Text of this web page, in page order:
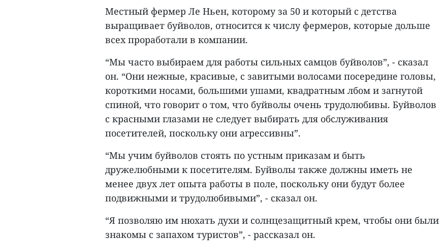
Местный фермер Ле Ньен, которому за 50 и который с детства
выращивает буйволов, относится к числу фермеров, которые дольше
всех проработали в компании.
“Мы часто выбираем для работы сильных самцов буйволов”, - сказал
он. “Они нежные, красивые, с завитыми волосами посередине головы,
короткими носами, большими ушами, квадратным лбом и загнутой
спиной, что говорит о том, что буйволы очень трудолюбивы. Буйволов
с красными глазами не следует выбирать для обслуживания
посетителей, поскольку они агрессивны”.
“Мы учим буйволов стоять по устным приказам и быть
дружелюбными к посетителям. Буйволы также должны иметь не
менее двух лет опыта работы в поле, поскольку они будут более
подвижными и трудолюбивыми”, - сказал он.
“Я позволяю им нюхать духи и солнцезащитный крем, чтобы они были
знакомы с запахом туристов”, - рассказал он.